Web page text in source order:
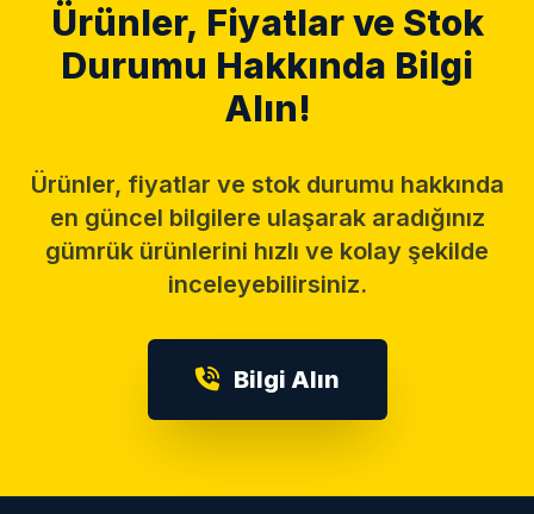
Ürünler, Fiyatlar ve Stok
Durumu Hakkında Bilgi
Alın!
Ürünler, fiyatlar ve stok durumu hakkında
en güncel bilgilere ulaşarak aradığınız
gümrük ürünlerini hızlı ve kolay şekilde
inceleyebilirsiniz.
Bilgi Alın